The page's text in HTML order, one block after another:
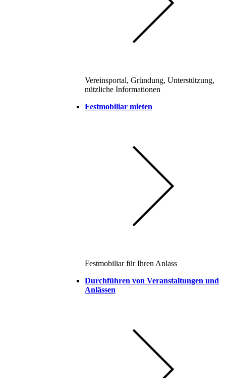
Vereinsportal, Gründung, Unterstützung,
nützliche Informationen
Festmobiliar mieten
Festmobiliar für Ihren Anlass
Durchführen von Veranstaltungen und
Anlässen